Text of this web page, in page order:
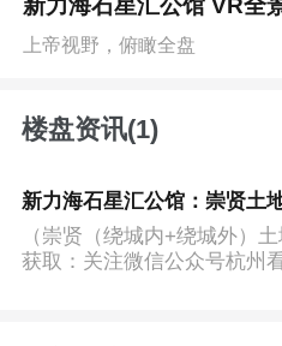
上帝视野，俯瞰全盘
楼盘资讯(1)
新力海石星汇公馆：崇贤土
（崇贤（绕城内+绕城外）
获取：关注微信公众号杭州